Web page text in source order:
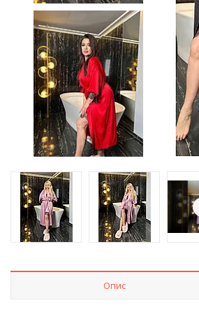
Опис